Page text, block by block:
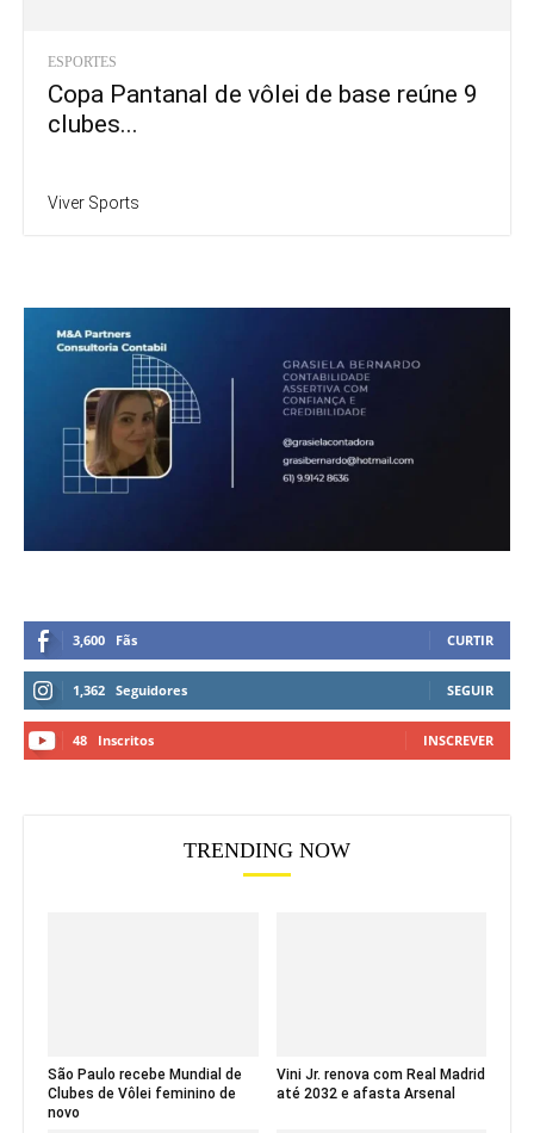
ESPORTES
Copa Pantanal de vôlei de base reúne 9
clubes...
Viver Sports
3,600 Fãs CURTIR
1,362 Seguidores SEGUIR
48 Inscritos INSCREVER
TRENDING NOW
São Paulo recebe Mundial de
Clubes de Vôlei feminino de
novo
Vini Jr. renova com Real Madrid
até 2032 e afasta Arsenal